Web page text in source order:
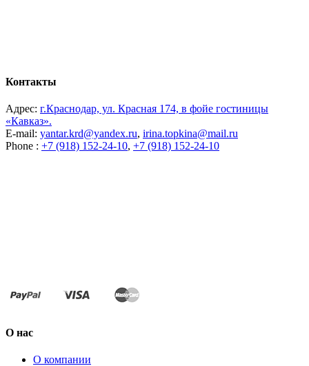
Контакты
Адрес: г.Краснодар, ул. Красная 174, в фойе гостиницы
«Кавказ».
E-mail: yantar.krd@yandex.ru, irina.topkina@mail.ru
Phone : +7 (918) 152-24-10, +7 (918) 152-24-10
О нас
О компании